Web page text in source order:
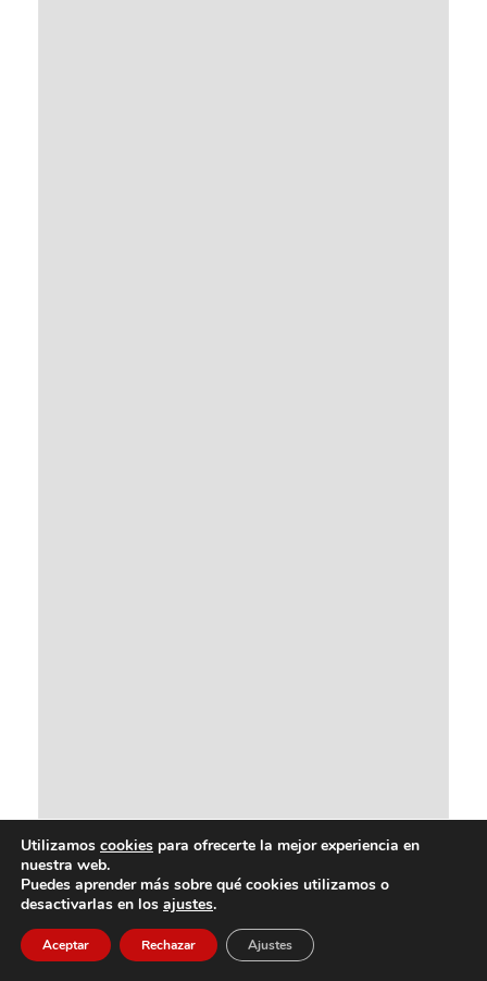
Utilizamos cookies para ofrecerte la mejor experiencia en
nuestra web.
Puedes aprender más sobre qué cookies utilizamos o
desactivarlas en los ajustes.
Aceptar Rechazar Ajustes